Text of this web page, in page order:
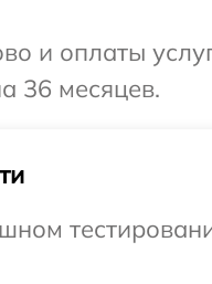
и оплаты
36 месяцев.